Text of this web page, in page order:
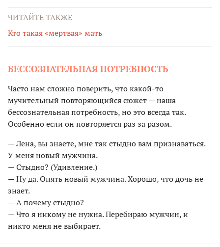
ЧИТАЙТЕ ТАКЖЕ
Кто такая «мертвая» мать
БЕССОЗНАТЕЛЬНАЯ ПОТРЕБНОСТЬ
Часто нам сложно поверить, что какой-то
мучительный повторяющийся сюжет — наша
бессознательная потребность, но это всегда так.
Особенно если он повторяется раз за разом.
— Лена, вы знаете, мне так стыдно вам признаваться.
У меня новый мужчина.
— Стыдно? (Удивление.)
— Ну да. Опять новый мужчина. Хорошо, что дочь не
знает.
— А почему стыдно?
— Что я никому не нужна. Перебираю мужчин, и
никто меня не выбирает.